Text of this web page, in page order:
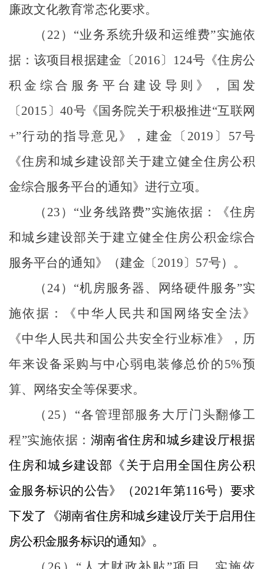
廉政文化教育常态化要求。
（ 22 ） “业务系统升级和运维费”实施依
据：该项目根据建金 〔2016〕 124号《住房公
积金综合服务平台建设导则》，国发
〔2015 〕40号《国务院关于积极推进“互联网
+”行动的指导意见》，建金 〔 2019 〕 57号
《住房和城乡建设部关于建立健全住房公积
金综合服务平台的通知》进行立项。
（ 23 ） “业务线路费”实施依据：《住房
和城乡建设部关于建立健全住房公积金综合
服务平台的通知》（建金 〔2019〕 57号）。
（ 24） “机房服务器、网络硬件服务”实
施依据：《中华人民共和国网络安全法》
《中华人民共和国公共安全行业标准》，历
年来设备采购与中心弱电装修总价的5%预
算、网络安全等保要求。
（ 25 ） “各管理部服务大厅门头翻修工
程”实施依据： 湖南省住房和城乡建设厅根据
住房和城乡建设部《关于启用全国住房公积
金服务标识的公告》（2021年第116号）要求
下发了
《湖南省住房和城乡建设厅关于启用住
房公积金服务标识的通知》。